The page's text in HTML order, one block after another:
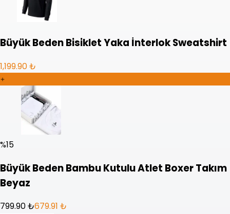
Büyük Beden Bisiklet Yaka İnterlok Sweatshirt
1,199.90 ₺
%15
Büyük Beden Bambu Kutulu Atlet Boxer Takım
Beyaz
799.90 ₺679.91 ₺